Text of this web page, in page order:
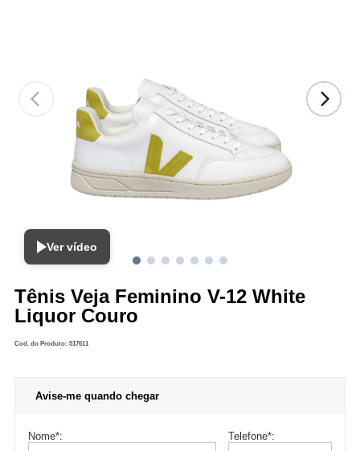
Ver vídeo
Tênis Veja Feminino V-12 White
Liquor Couro
Cod. do Produto: 517611
Avise-me quando chegar
Nome*: Telefone*: